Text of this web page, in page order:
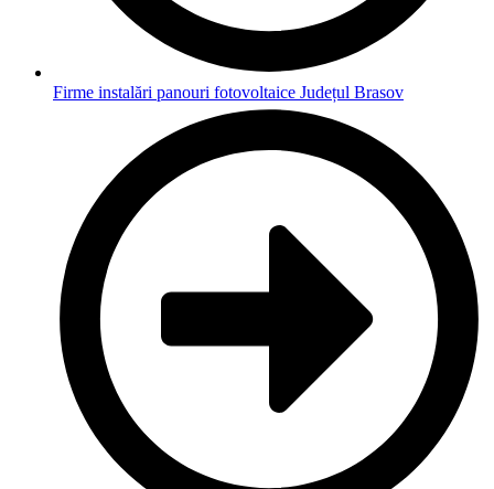
Firme instalări panouri fotovoltaice Județul Brasov